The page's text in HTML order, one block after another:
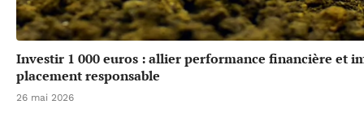
Investir 1 000 euros : allier performance financière et
placement responsable
26 mai 2026